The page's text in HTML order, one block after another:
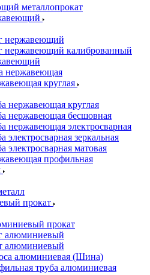
металлопрокат
нержавеющий
нержавеющий калиброванный
нержавеющая
круглая
нержавеющая круглая
нержавеющая бесшовная
нержавеющая электросварная
электросварная зеркальная
электросварная матовая
профильная
прокат
прокат
алюминиевый
алюминиевый
алюминиевая (Шина)
труба алюминиевая